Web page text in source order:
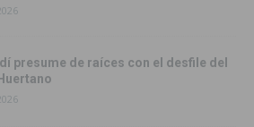
presume de raíces con el desfile del